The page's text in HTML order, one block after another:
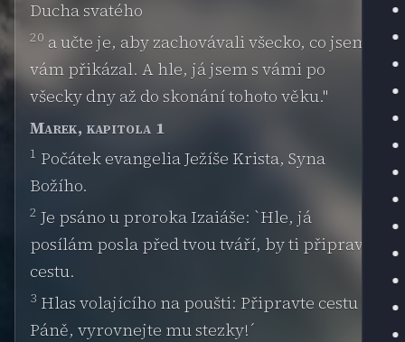
Ducha svatého
20 a učte je, aby zachovávali všecko, co jsem
vám přikázal. A hle, já jsem s vámi po
všecky dny až do skonání tohoto věku."
Marek, kapitola 1
1 Počátek evangelia Ježíše Krista, Syna
Božího.
2 Je psáno u proroka Izaiáše: `Hle, já
posílám posla před tvou tváří, by ti připravil
cestu.
3 Hlas volajícího na poušti: Připravte cestu
Páně, vyrovnejte mu stezky!´